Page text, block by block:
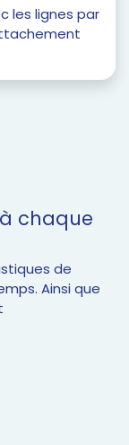
les lignes par
chaque
de
Ainsi que